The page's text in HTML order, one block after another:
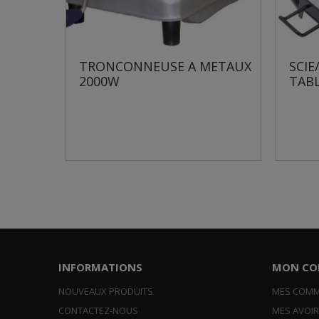
A METAUX
SCIE/TRONCONNEUSE DE
INFORMATIONS
NOUVEAUX PRODUITS
CONTACTEZ-NOUS
MON
MES
MES